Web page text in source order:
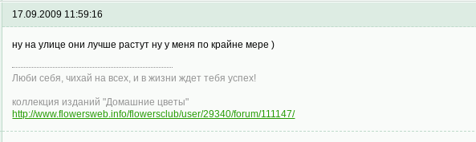
17.09.2009 11:59:16
ну на улице они лучше растут ну у меня по крайне мере )
Люби себя, чихай на всех, и в жизни ждет тебя успех!
коллекция изданий "Домашние цветы"
http://www.flowersweb.info/flowersclub/user/29340/forum/111147/